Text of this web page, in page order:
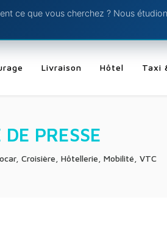
ce que vous cherchez ? Nous
Livraison Hôtel Taxi
PRESSE
Croisière, Hôtellerie, Mobilité, VTC